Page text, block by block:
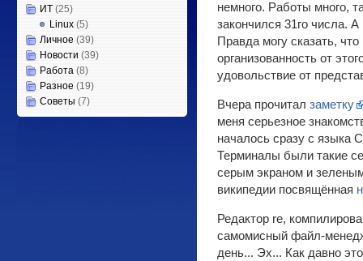
ИТ (25)
Linux (5)
Личное (39)
Новости (39)
Работа (8)
Разное (19)
Советы (7)
немного. Работы много,
закончился 31го числа.
Правда могу сказать,
организованность от
удовольствие от
Вчера прочитал заметку
меня серьезное
началось сразу с языка
Терминалы были такие
серым экраном и
википедии посвящённая
Редактор re,
самомисный файл-
день... Эх... Как давно